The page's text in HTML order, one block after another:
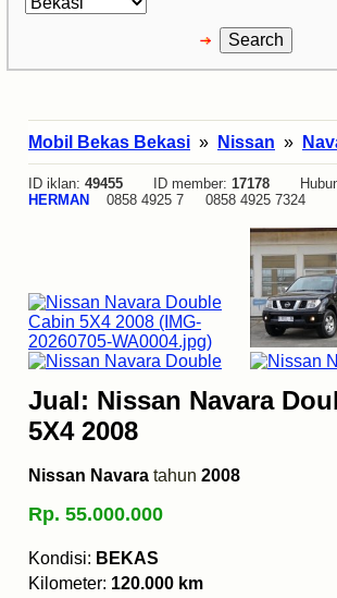
Mobil Bekas Bekasi » Nissan »
ID iklan: 49455 ID member: 17178
HERMAN
0858 4925 7 0858 4925 7324
Jual: Nissan Navara
5X4 2008
Nissan Navara tahun 2008
Rp. 55.000.000
Kondisi: BEKAS
Kilometer: 120.000 km